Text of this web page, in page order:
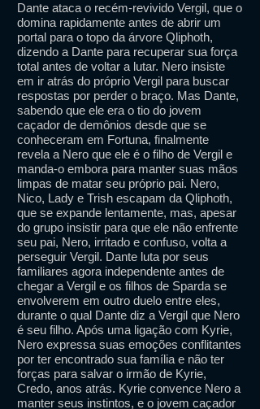
Dante ataca o recém-revivido Vergil, que o
domina rapidamente antes de abrir um
portal para o topo da árvore Qliphoth,
dizendo a Dante para recuperar sua força
total antes de voltar a lutar. Nero insiste
em ir atrás do próprio Vergil para buscar
respostas por perder o braço. Mas Dante,
sabendo que ele era o tio do jovem
caçador de demônios desde que se
conheceram em Fortuna, finalmente
revela a Nero que ele é o filho de Vergil e
manda-o embora para manter suas mãos
limpas de matar seu próprio pai. Nero,
Nico, Lady e Trish escapam da Qliphoth,
que se expande lentamente, mas, apesar
do grupo insistir para que ele não enfrente
seu pai, Nero, irritado e confuso, volta a
perseguir Vergil. Dante luta por seus
familiares agora independente antes de
chegar a Vergil e os filhos de Sparda se
envolverem em outro duelo entre eles,
durante o qual Dante diz a Vergil que Nero
é seu filho. Após uma ligação com Kyrie,
Nero expressa suas emoções conflitantes
por ter encontrado sua família e não ter
forças para salvar o irmão de Kyrie,
Credo, anos atrás. Kyrie convence Nero a
manter seus instintos, e o jovem caçador